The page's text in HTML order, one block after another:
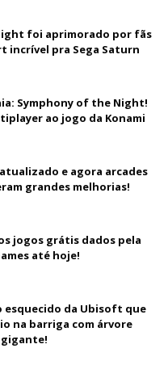
foi aprimorado por fãs
incrível pra Sega Saturn
Symphony of the Night!
ao jogo da Konami
atualizado e agora arcades
grandes melhorias!
jogos grátis dados pela
até hoje!
esquecido da Ubisoft que
na barriga com árvore
gigante!